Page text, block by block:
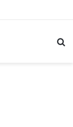
बारिश का अलर्ट